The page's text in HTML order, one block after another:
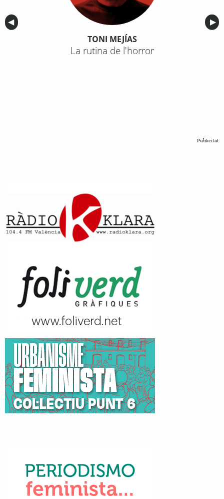
Anterior
◀︎ ▶︎
TONI MEJÍAS
La rutina de l'horror
Publicitat